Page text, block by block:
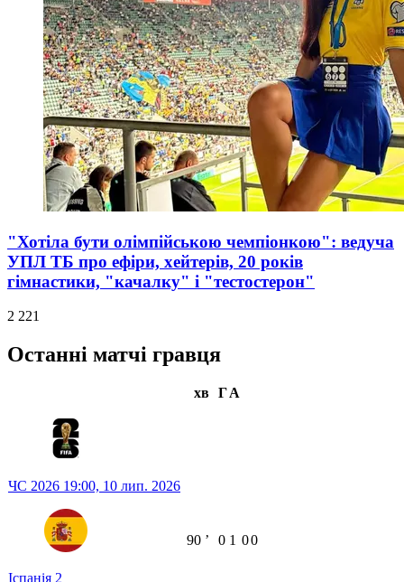
"Хотіла бути олімпійською чемпіонкою": ведуча
УПЛ ТБ про ефіри, хейтерів, 20 років
гімнастики, "качалку" і "тестостерон"
2 221
Останні матчі гравця
хв ГА
ЧС 2026 19:00, 10 лип. 2026
Іспанія 2
90 ʼ 0 1 00